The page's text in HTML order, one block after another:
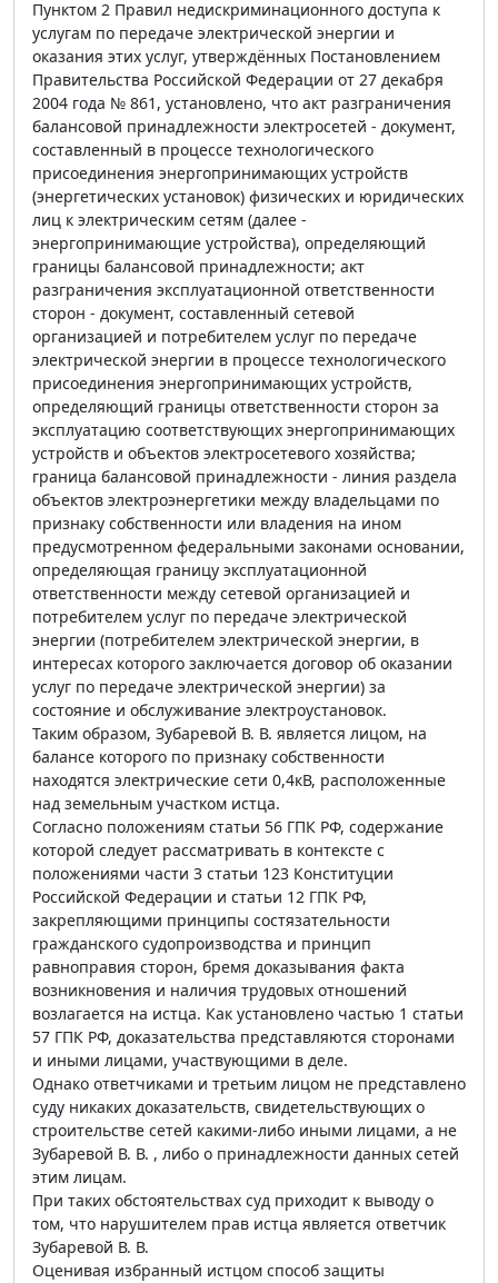
Пунктом 2 Правил недискриминационного доступа к
услугам по передаче электрической энергии и
оказания этих услуг, утверждённых Постановлением
Правительства Российской Федерации от 27 декабря
2004 года № 861, установлено, что акт разграничения
балансовой принадлежности электросетей - документ,
составленный в процессе технологического
присоединения энергопринимающих устройств
(энергетических установок) физических и юридических
лиц к электрическим сетям (далее -
энергопринимающие устройства), определяющий
границы балансовой принадлежности; акт
разграничения эксплуатационной ответственности
сторон - документ, составленный сетевой
организацией и потребителем услуг по передаче
электрической энергии в процессе технологического
присоединения энергопринимающих устройств,
определяющий границы ответственности сторон за
эксплуатацию соответствующих энергопринимающих
устройств и объектов электросетевого хозяйства;
граница балансовой принадлежности - линия раздела
объектов электроэнергетики между владельцами по
признаку собственности или владения на ином
предусмотренном федеральными законами основании,
определяющая границу эксплуатационной
ответственности между сетевой организацией и
потребителем услуг по передаче электрической
энергии (потребителем электрической энергии, в
интересах которого заключается договор об оказании
услуг по передаче электрической энергии) за
состояние и обслуживание электроустановок.
Таким образом, Зубаревой В. В. является лицом, на
балансе которого по признаку собственности
находятся электрические сети 0,4кВ, расположенные
над земельным участком истца.
Согласно положениям статьи 56 ГПК РФ, содержание
которой следует рассматривать в контексте с
положениями части 3 статьи 123 Конституции
Российской Федерации и статьи 12 ГПК РФ,
закрепляющими принципы состязательности
гражданского судопроизводства и принцип
равноправия сторон, бремя доказывания факта
возникновения и наличия трудовых отношений
возлагается на истца. Как установлено частью 1 статьи
57 ГПК РФ, доказательства представляются сторонами
и иными лицами, участвующими в деле.
Однако ответчиками и третьим лицом не представлено
суду никаких доказательств, свидетельствующих о
строительстве сетей какими-либо иными лицами, а не
Зубаревой В. В. , либо о принадлежности данных сетей
этим лицам.
При таких обстоятельствах суд приходит к выводу о
том, что нарушителем прав истца является ответчик
Зубаревой В. В.
Оценивая избранный истцом способ защиты